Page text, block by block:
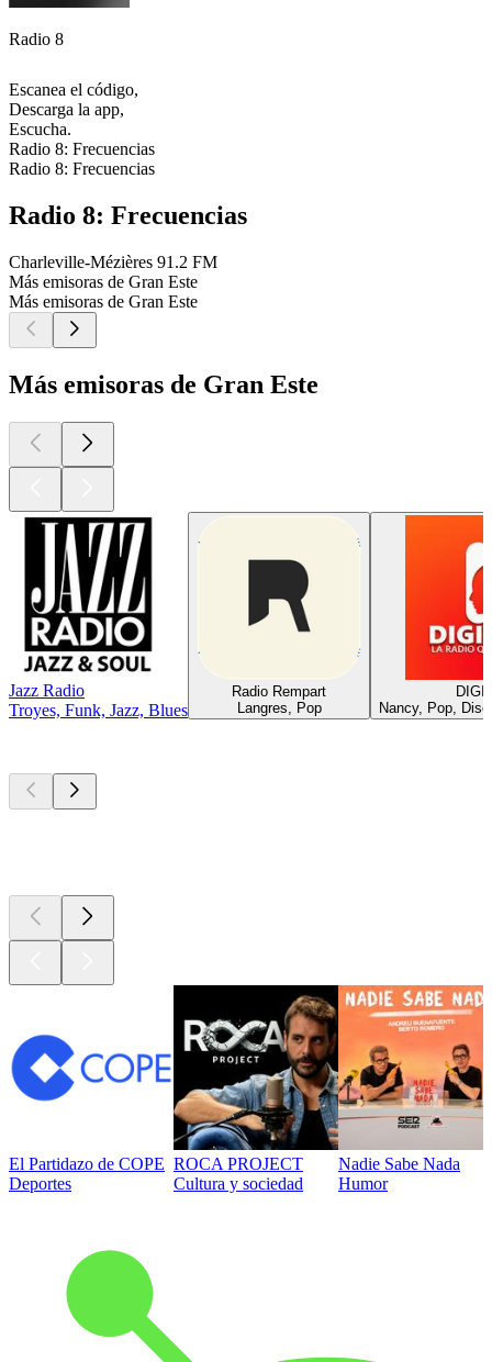
Radio 8
Escanea el código,
Descarga la app,
Escucha.
Radio 8: Frecuencias
Radio 8: Frecuencias
Radio 8: Frecuencias
Charleville-Mézières 91.2 FM
Más emisoras de Gran Este
Más emisoras de Gran Este
Más emisoras de Gran Este
Jazz Radio
Troyes, Funk, Jazz, Blues
Radio Rempart
Langres, Pop
Nancy, Pop,
El Partidazo de COPE
Deportes
ROCA PROJECT
Cultura y sociedad
Nadie Sabe Nada
Humor